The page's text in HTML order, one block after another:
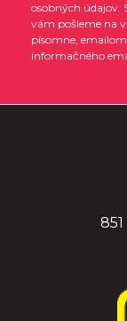
osobných údajov.
vám pošleme na
písomne,
informačného